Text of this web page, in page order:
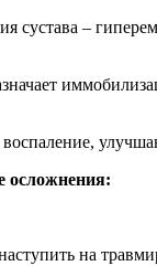
сустава –
осложнения:
на